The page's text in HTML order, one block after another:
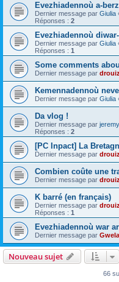
Evezhiadennoù a-
Dernier message par Giulia
Réponses : 2
Evezhiadennoù
Dernier message par Giulia
Réponses : 1
Some comments
Dernier message par
Kemennadennoù
Dernier message par Giulia
Da vlog !
Dernier message par jeremy
Réponses : 2
[PC Inpact] La
Dernier message par
Combien coûte une
Dernier message par
K barré (en français)
Dernier message par
Réponses : 1
Evezhiadennoù war
Dernier message par
Nouveau sujet
66